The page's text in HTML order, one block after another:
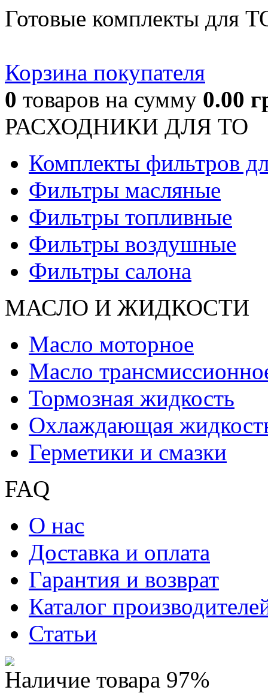
Готовые комплекты для
Корзина покупателя
0 товаров на сумму 0.00
РАСХОДНИКИ ДЛЯ ТО
Комплекты фильтров
Фильтры масляные
Фильтры топливные
Фильтры воздушные
Фильтры салона
МАСЛО И ЖИДКОCТИ
Масло моторное
Масло
Тормозная жидкость
Охлаждающая
Герметики и смазки
FAQ
О нас
Доставка и оплата
Гарантия и возврат
Каталог
Статьи
Наличие товара 97%